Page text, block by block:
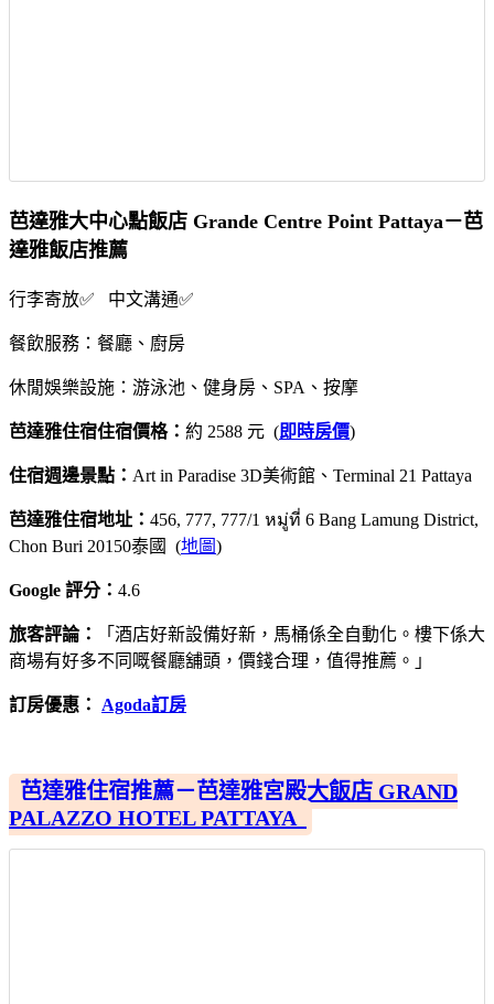
芭達雅大中心點飯店 Grande Centre Point Pattaya－芭
達雅飯店推薦
行李寄放✅ 中文溝通✅
餐飲服務：餐廳、廚房
休閒娛樂設施：游泳池、健身房、SPA、按摩
芭達雅住宿住宿價格： 約 2588 元 (即時房價)
住宿週邊景點： Art in Paradise 3D美術館、Terminal 21 Pattaya
芭達雅住宿地址： 456, 777, 777/1 หมู่ที่ 6 Bang Lamung District,
Chon Buri 20150泰國 (地圖)
Google 評分： 4.6
旅客評論：
「酒店好新設備好新，馬桶係全自動化。樓下係大
商場有好多不同嘅餐廳舖頭，價錢合理，值得推薦。」
訂房優惠： Agoda訂房
芭達雅住宿推薦－芭達雅宮殿大飯店 GRAND
PALAZZO HOTEL PATTAYA